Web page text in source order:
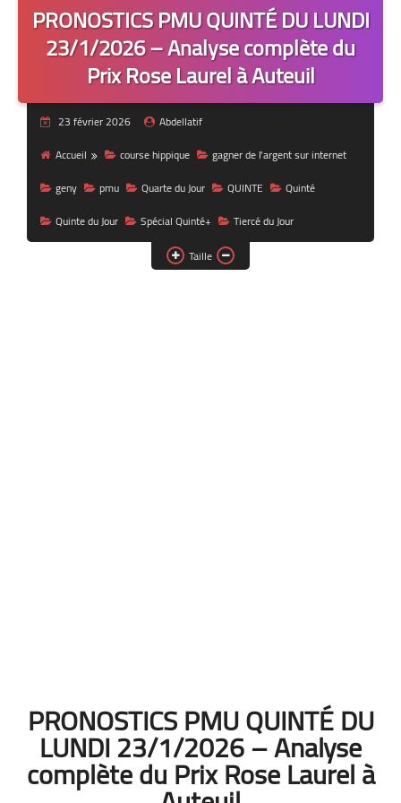
PRONOSTICS PMU QUINTÉ DU LUNDI
23/1/2026 – Analyse complète du
Prix Rose Laurel à Auteuil
23 février 2026
Abdellatif
Accueil
course hippique
gagner de l'argent sur internet
geny
pmu Quarte du Jour QUINTE
Quinté
Quinte du Jour
Spécial Quinté+
Tiercé du Jour
Taille
PRONOSTICS PMU QUINTÉ DU
LUNDI 23/1/2026 – Analyse
complète du Prix Rose Laurel à